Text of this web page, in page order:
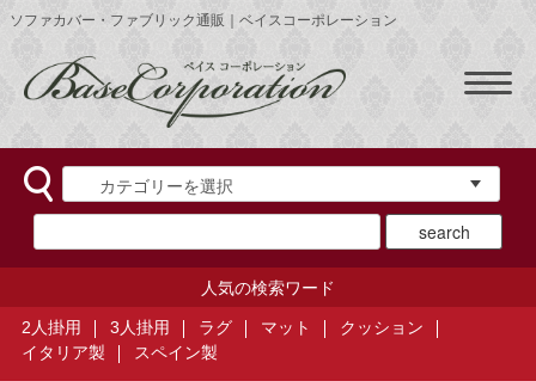
ソファカバー・ファブリック通販｜ベイスコーポレーション
人気の検索ワード
2人掛用 3人掛用 ラグ マット
クッション
イタリア製
スペイン製